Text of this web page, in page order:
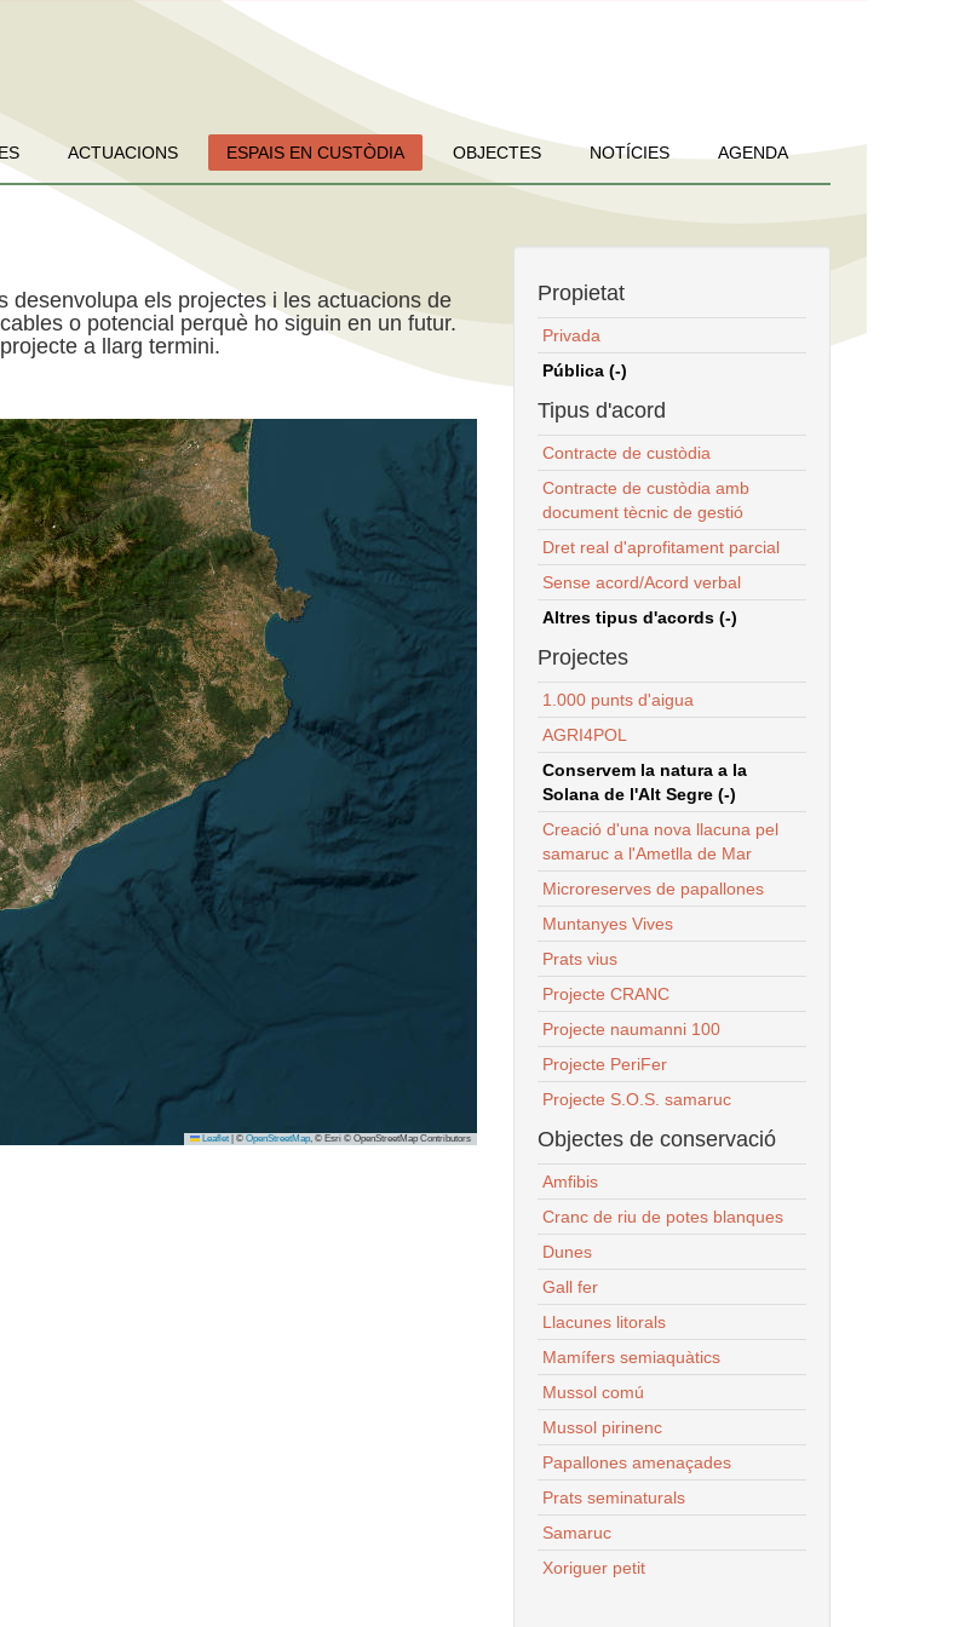
ACTUACIONS ESPAIS EN CUSTÒDIA OBJECTES NOTÍCIES AGENDA
desenvolupa els projectes i les actuacions de
o potencial perquè ho siguin en un futur.
a llarg termini.
Leaflet © OpenStreetMap, © Esri © OpenStreetMap Contributors
Propietat
Privada
Pública (-)
Tipus d'acord
Contracte de custòdia
Contracte de custòdia amb
document tècnic de gestió
Dret real d'aprofitament parcial
Sense acord/Acord verbal
Altres tipus d'acords (-)
Projectes
1.000 punts d'aigua
AGRI4POL
Conservem la natura a la
Solana de l'Alt Segre (-)
Creació d'una nova llacuna pel
samaruc a l'Ametlla de Mar
Microreserves de papallones
Muntanyes Vives
Prats vius
Projecte CRANC
Projecte naumanni 100
Projecte PeriFer
Projecte S.O.S. samaruc
Objectes de conservació
Amfibis
Cranc de riu de potes blanques
Dunes
Gall fer
Llacunes litorals
Mamífers semiaquàtics
Mussol comú
Mussol pirinenc
Papallones amenaçades
Prats seminaturals
Samaruc
Xoriguer petit